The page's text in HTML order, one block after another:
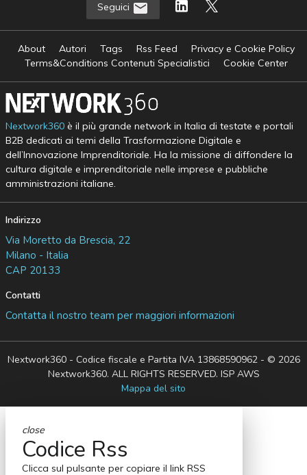
Seguici
About Autori Tags Rss Feed
Privacy e Cookie Policy
Terms&Conditions Contenuti Specialistici
Cookie Center
Nextwork360è il più grande network in Italia di testate e portali
B2B dedicati ai temi della Trasformazione Digitale e
dell’Innovazione Imprenditoriale. Ha la missione di diffondere la
cultura digitale e imprenditoriale nelle imprese e pubbliche
amministrazioni italiane.
Indirizzo
Via Moretto da Brescia, 22
Milano - Italia
CAP 20133
Contatti
Contatta il nostro team per maggiori informazioni
Nextwork360 - Codice fiscale e Partita IVA 13868590962 - © 2026
Nextwork360. ALL RIGHTS RESERVED. ISP AWS
Mappa del sito
close
Codice Rss
Clicca sul pulsante per copiare il link RSS